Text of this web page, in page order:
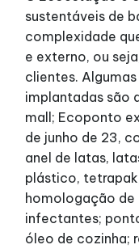
sustentáveis de
complexidade
e externo, ou
clientes.
implantadas são
mall; Ecoponto
de junho de 23,
anel de latas,
plástico,
homologação de
infectantes;
óleo de cozinha;